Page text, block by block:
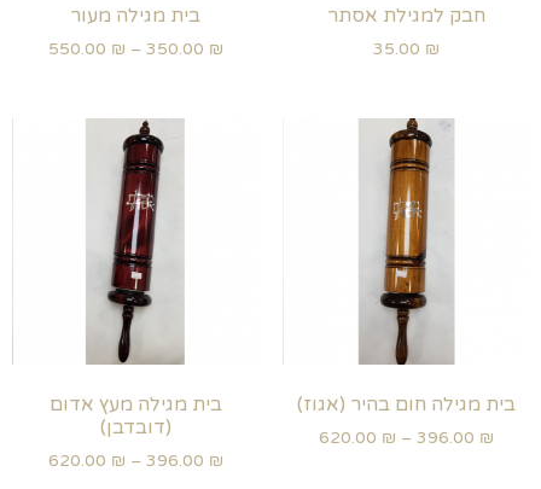
חבק למגילת אסתר
35.00 ₪
בית מגילה מעור
350.00 ₪
–
550.00 ₪
בית מגילה חום בהיר (אגוז)
396.00 ₪
–
620.00 ₪
בית מגילה מעץ אדום
(דובדבן)
396.00 ₪
–
620.00 ₪